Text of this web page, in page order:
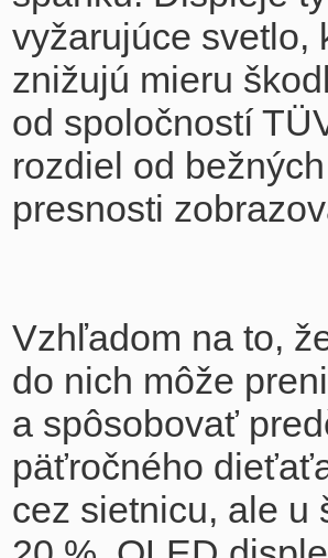
vyžarujúce svetlo,
znižujú mieru
od spoločností
rozdiel od
presnosti
Vzhľadom na to,
do nich môže
a spôsobovať
päťročného
cez sietnicu, ale u